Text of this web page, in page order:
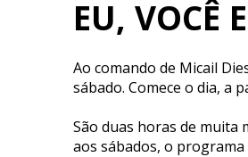
EU, VOCÊ
Ao comando de Micail
sábado. Comece o dia, a
São duas horas de muita
aos sábados, o